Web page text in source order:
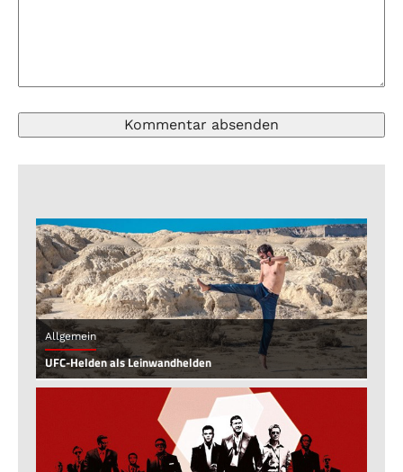
Allgemein
UFC-Helden als Leinwandhelden